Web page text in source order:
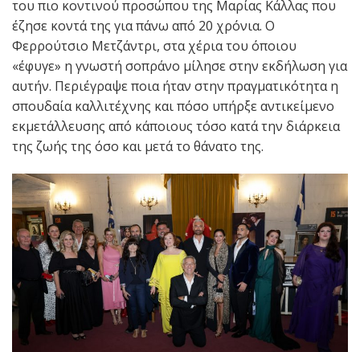
του πιο κοντινού προσώπου της Μαρίας Κάλλας που
έζησε κοντά της για πάνω από 20 χρόνια. Ο
Φερρούτσιο Μετζάντρι, στα χέρια του όποιου
«έφυγε» η γνωστή σοπράνο μίλησε στην εκδήλωση για
αυτήν. Περιέγραψε ποια ήταν στην πραγματικότητα η
σπουδαία καλλιτέχνης και πόσο υπήρξε αντικείμενο
εκμετάλλευσης από κάποιους τόσο κατά την διάρκεια
της ζωής της όσο και μετά το θάνατο της.